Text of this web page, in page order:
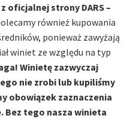
oficjalnej strony DARS –
również kupowania
ponieważ zawyżają
winiet ze względu na typ
Winietę zazwyczaj
nie zrobi lub kupiliśmy
obowiązek zaznaczenia
Bez tego nasza winieta